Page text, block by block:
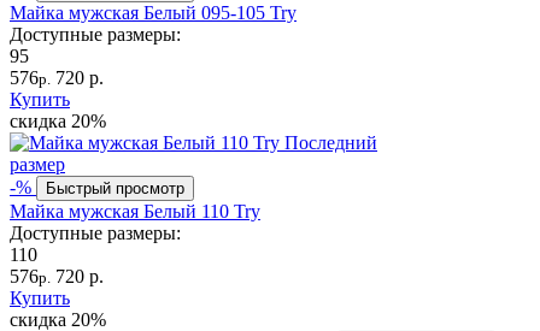
Майка мужская Белый 095-105 Try
Доступные размеры:
95
576р. 720 р.
Купить
скидка 20%
Последний
размер
-%
Быстрый просмотр
Майка мужская Белый 110 Try
Доступные размеры:
110
576р. 720 р.
Купить
скидка 20%